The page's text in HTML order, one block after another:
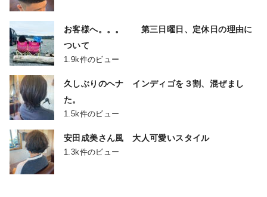
お客様へ。。。 第三日曜日、定休日の理由に
ついて
1.9k件のビュー
久しぶりのヘナ インディゴを３割、混ぜまし
た。
1.5k件のビュー
安田成美さん風 大人可愛いスタイル
1.3k件のビュー